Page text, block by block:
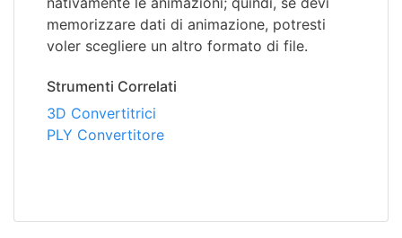
memorizzare dati di animazione, potresti
voler scegliere un altro formato di file.
Strumenti Correlati
3D Convertitrici
PLY Convertitore